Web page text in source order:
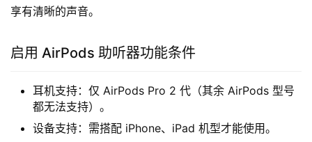
享有清晰的声音。
启用 AirPods 助听器功能条件
耳机支持：仅 AirPods Pro 2 代（其余 AirPods 型号
都无法支持）。
设备支持：需搭配 iPhone、iPad 机型才能使用。